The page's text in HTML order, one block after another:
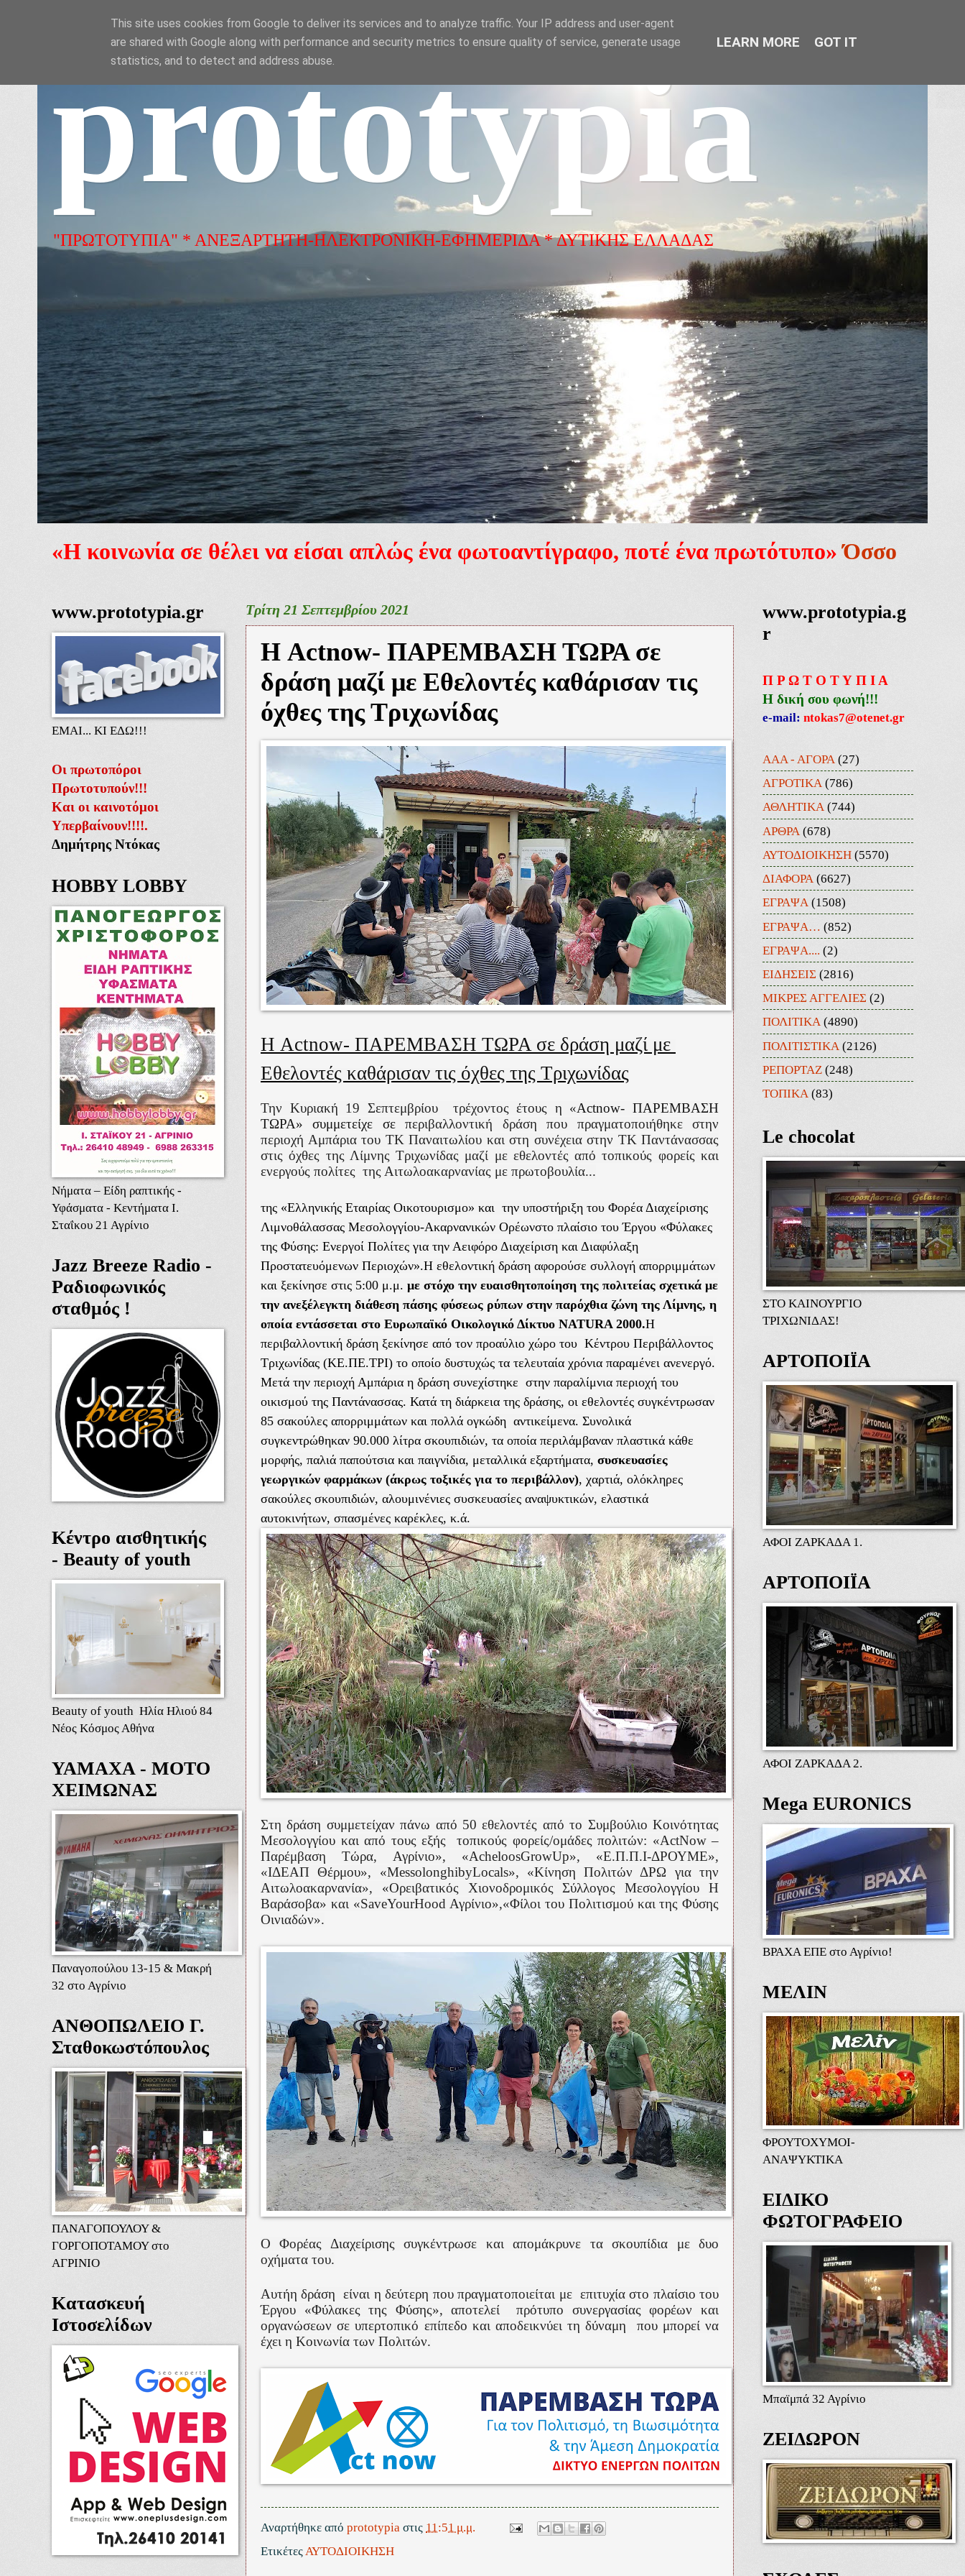
prototypia
"ΠΡΩΤΟΤΥΠΙΑ" * ΑΝΕΞΑΡΤΗΤΗ-ΗΛΕΚΤΡΟΝΙΚΗ-ΕΦΗΜΕΡΙΔΑ * ΔΥΤΙΚΗΣ ΕΛΛΑΔΑΣ
«Η κοινωνία σε θέλει να είσαι απλώς ένα φωτοαντίγραφο, ποτέ ένα πρωτότυπο» Όσσο
Τρίτη 21 Σεπτεμβρίου 2021
Η Actnow- ΠΑΡΕΜΒΑΣΗ ΤΩΡΑ σε
δράση μαζί με Εθελοντές καθάρισαν τις
όχθες της Τριχωνίδας
Η Actnow- ΠΑΡΕΜΒΑΣΗ ΤΩΡΑ σε δράση μαζί με
Εθελοντές καθάρισαν τις όχθες της Τριχωνίδας
Την Κυριακή 19 Σεπτεμβρίου τρέχοντος έτους η «Actnow- ΠΑΡΕΜΒΑΣΗ
ΤΩΡΑ» συμμετείχε σεπεριβαλλοντική δράση που πραγματοποιήθηκε στην
περιοχή Αμπάρια του ΤΚ Παναιτωλίου και στη συνέχεια στην ΤΚ Παντάνασσας
στις όχθες της Λίμνης Τριχωνίδας μαζί με εθελοντές από τοπικούς φορείς και
ενεργούς πολίτες της Αιτωλοακαρνανίας με πρωτοβουλία...
της «Ελληνικής Εταιρίας Οικοτουρισμο» και την υποστήριξη του Φορέα Διαχείρισης
Λιμνοθάλασσας Μεσολογγίου-Ακαρνανικών Ορέωνστο πλαίσιο του Έργου «Φύλακες
της Φύσης: Ενεργοί Πολίτες για την Αειφόρο Διαχείριση και Διαφύλαξη
Προστατευόμενων Περιοχών».Η εθελοντική δράση αφορούσε συλλογή απορριμμάτων
και ξεκίνησε στις 5:00 μ.μ. με στόχο την ευαισθητοποίηση της πολιτείας σχετικά με
την ανεξέλεγκτη διάθεση πάσης φύσεως ρύπων στην παρόχθια ζώνη της Λίμνης, η
οποία εντάσσεται στο Ευρωπαϊκό Οικολογικό Δίκτυο NATURA 2000.H
περιβαλλοντική δράση ξεκίνησε από τον προαύλιο χώρο του Κέντρου Περιβάλλοντος
Τριχωνίδας (ΚΕ.ΠΕ.ΤΡΙ) το οποίο δυστυχώς τα τελευταία χρόνια παραμένει ανενεργό.
Μετά την περιοχή Αμπάρια η δράση συνεχίστηκε στην παραλίμνια περιοχή του
οικισμού της Παντάνασσας. Κατά τη διάρκεια της δράσης, οι εθελοντές συγκέντρωσαν
85 σακούλες απορριμμάτων και πολλά ογκώδη αντικείμενα. Συνολικά
συγκεντρώθηκαν 90.000 λίτρα σκουπιδιών, τα οποία περιλάμβαναν πλαστικά κάθε
μορφής, παλιά παπούτσια και παιγνίδια, μεταλλικά εξαρτήματα, συσκευασίες
γεωργικών φαρμάκων (άκρως τοξικές για το περιβάλλον), χαρτιά, ολόκληρες
σακούλες σκουπιδιών, αλουμινένιες συσκευασίες αναψυκτικών, ελαστικά
αυτοκινήτων, σπασμένες καρέκλες, κ.ά.
Στη δράση συμμετείχαν πάνω από 50 εθελοντές από το Συμβούλιο Κοινότητας
Μεσολογγίου και από τους εξής
τοπικούς φορείς/ομάδες πολιτών: «ActNow –
Παρέμβαση Τώρα, Αγρίνιο», «AcheloosGrowUp», «Ε.Π.Π.Ι-ΔΡΟΥΜΕ»,
«ΙΔΕΑΠ Θέρμου», «MessolonghibyLocals», «Κίνηση Πολιτών ΔΡΩ για την
Αιτωλοακαρνανία», «Ορειβατικός Χιονοδρομικός Σύλλογος Μεσολογγίου Η
Βαράσοβα» και «SaveYourHood Αγρίνιο»,«Φίλοι του Πολιτισμού και της Φύσης
Οινιαδών».
Ο Φορέας Διαχείρισης συγκέντρωσε και απομάκρυνε τα σκουπίδια με δυο
οχήματα του.
Αυτήη δράση είναι η δεύτερη που πραγματοποιείται με επιτυχία στο πλαίσιο του
Έργου «Φύλακες της Φύσης», αποτελεί
πρότυπο συνεργασίας φορέων και
οργανώσεων σε υπερτοπικό επίπεδο και αποδεικνύει τη δύναμη
που μπορεί να
έχει η Κοινωνία των Πολιτών.
Αναρτήθηκε από prototypia στις 11:51 μ.μ.
ΕτικέτεςΑΥΤΟΔΙΟΙΚΗΣΗ
www.prototypia.gr
ΕΜΑΙ... ΚΙ ΕΔΩ!!!
Οι πρωτοπόροι
Πρωτοτυπούν!!!
Και οι καινοτόμοι
Υπερβαίνουν!!!!.
Δημήτρης Ντόκας
HOBBY LOBBY
Νήματα – Είδη ραπτικής -
Υφάσματα - Κεντήματα Ι.
Σταΐκου 21 Αγρίνιο
Jazz Breeze Radio -
Ραδιοφωνικός
σταθμός !
Κέντρο αισθητικής
- Beauty of youth
Beauty of youth Ηλία Ηλιού 84
Νέος Κόσμος Αθήνα
ΥΑΜΑΧΑ - ΜΟΤΟ
ΧΕΙΜΩΝΑΣ
Παναγοπούλου 13-15 & Μακρή
32 στο Αγρίνιο
ΑΝΘΟΠΩΛΕΙΟ Γ.
Σταθοκωστόπουλος
ΠΑΝΑΓΟΠΟΥΛΟΥ &
ΓΟΡΓΟΠΟΤΑΜΟΥ στο
ΑΓΡΙΝΙΟ
Κατασκευή
Ιστοσελίδων
www.prototypia.g
r
Π Ρ Ω Τ Ο Τ Υ Π Ι Α
Η δική σου φωνή!!!
e-mail: ntokas7@otenet.gr
ΑΑΑ - ΑΓΟΡΑ (27)
ΑΓΡΟΤΙΚΑ (786)
ΑΘΛΗΤΙΚΑ (744)
ΑΡΘΡΑ (678)
ΑΥΤΟΔΙΟΙΚΗΣΗ (5570)
ΔΙΑΦΟΡΑ (6627)
ΕΓΡΑΨΑ (1508)
ΕΓΡΑΨΑ… (852)
ΕΓΡΑΨΑ.... (2)
ΕΙΔΗΣΕΙΣ (2816)
ΜΙΚΡΕΣ ΑΓΓΕΛΙΕΣ (2)
ΠΟΛΙΤΙΚΑ (4890)
ΠΟΛΙΤΙΣΤΙΚΑ (2126)
ΡΕΠΟΡΤΑΖ (248)
ΤΟΠΙΚΑ (83)
Le chocolat
ΣΤΟ ΚΑΙΝΟΥΡΓΙΟ
ΤΡΙΧΩΝΙΔΑΣ!
ΑΡΤΟΠΟΙΪΑ
ΑΦΟΙ ΖΑΡΚΑΔΑ 1.
ΑΡΤΟΠΟΙΪΑ
ΑΦΟΙ ΖΑΡΚΑΔΑ 2.
Mega EURONICS
ΒΡΑΧΑ ΕΠΕ στο Αγρίνιο!
ΜΕΛΙΝ
ΦΡΟΥΤΟΧΥΜΟΙ-
ΑΝΑΨΥΚΤΙΚΑ
ΕΙΔΙΚΟ
ΦΩΤΟΓΡΑΦΕΙΟ
Μπαϊμπά 32 Αγρίνιο
ΖΕΙΔΩΡΟΝ
This site uses cookies from Google to deliver its services and to analyze traffic. Your IP address and user-agent
are shared with Google along with performance and security metrics to ensure quality of service, generate usage
statistics, and to detect and address abuse.
LEARN MORE GOT IT